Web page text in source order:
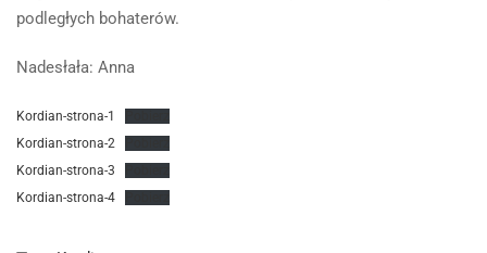
podległych bohaterów.
Nadesłała: Anna
Kordian-strona-1
Kordian-strona-2
Kordian-strona-3
Kordian-strona-4